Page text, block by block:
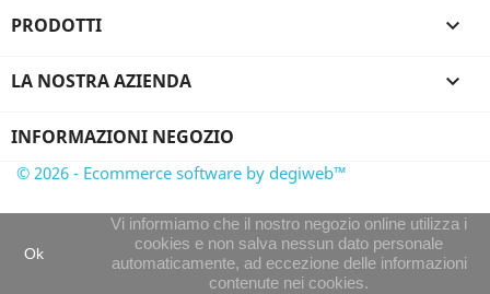
PRODOTTI 
LA NOSTRA AZIENDA 
INFORMAZIONI NEGOZIO
Ok
Vi informiamo che il nostro negozio online utilizza i
cookies e non salva nessun dato personale
automaticamente, ad eccezione delle informazioni
contenute nei cookies.
© 2026 - Ecommerce software by degiweb™